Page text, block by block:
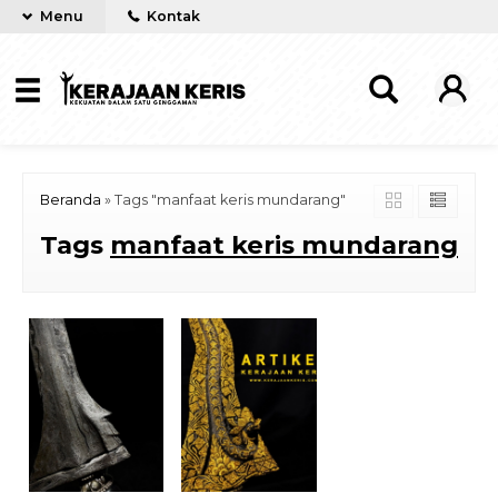
Menu Kontak
Beranda » Tags "manfaat keris mundarang"
Tags manfaat keris mundarang